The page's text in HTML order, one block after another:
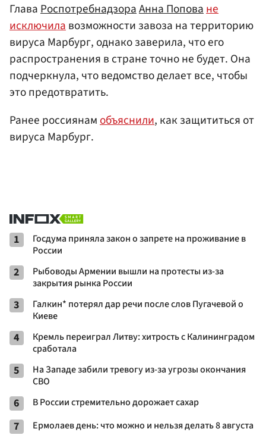
ГлаваРоспотребнадзораАнна Поповане
исключилавозможности завоза на территорию
вируса Марбург, однако заверила, что его
распространения в стране точно не будет. Она
подчеркнула, что ведомство делает все, чтобы
это предотвратить.
Ранее россиянамобъяснили, как защититься от
вируса Марбург.
1
Госдума приняла закон о запрете на проживание в
России
2
Рыбоводы Армении вышли на протесты из-за
закрытия рынка России
3
Галкин* потерял дар речи после слов Пугачевой о
Киеве
4
Кремль переиграл Литву: хитрость с Калининградом
сработала
5
На Западе забили тревогу из-за угрозы окончания
СВО
6 В России стремительно дорожает сахар
7 Ермолаев день: что можно и нельзя делать 8 августа